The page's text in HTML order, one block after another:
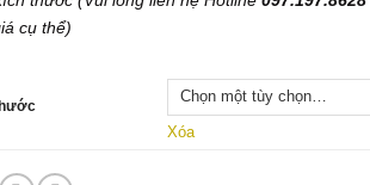
cụ thể)
Xóa